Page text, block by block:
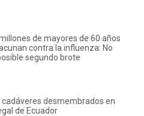
de mayores de 60 años
contra la influenza: No
segundo brote
cadáveres desmembrados en
de Ecuador